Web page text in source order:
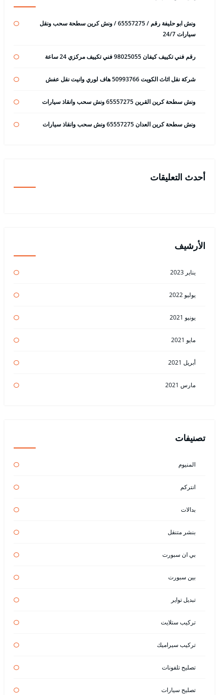
ونش ابو حليفة رقم / 65557275 / ونش كرين سطحة سحب ونقل
سيارات 24/7
رقم فني تكييف كيفان 98025055 فني تكييف مركزي 24 ساعة
شركة نقل اثاث الكويت 50993766 هاف لوري وانيت نقل عفش
ونش سطحة كرين القرين 65557275 ونش سحب وانقاذ سيارات
ونش سطحة كرين العدان 65557275 ونش سحب وانقاذ سيارات
أحدث التعليقات
الأرشيف
يناير 2023
يوليو 2022
يونيو 2021
مايو 2021
أبريل 2021
مارس 2021
تصنيفات
المنيوم
انتركم
بدالات
بنشر متنقل
بي ان سبورت
بين سبورت
تبديل تواير
تركيب ستلايت
تركيب سيراميك
تصليح تلفونات
تصليح سيارات